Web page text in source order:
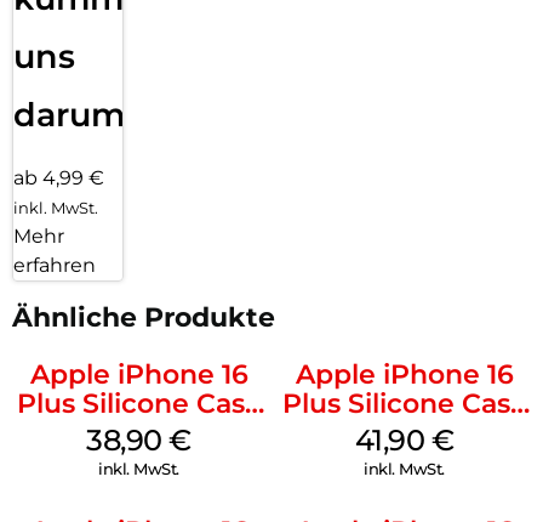
uns
darum!
ab 4,99 €
inkl. MwSt.
Mehr
erfahren
Ähnliche Produkte
Apple iPhone 16
Plus Silicone Case
MagSafe Denim
38,90€
inkl. MwSt.
Apple iPhone 16
Plus Silicone Case
MagSafe Stone
Gray
41,90 €
inkl. MwSt.